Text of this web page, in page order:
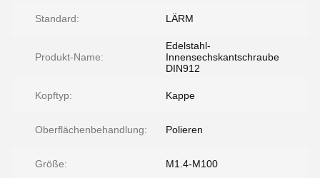
Standard: LÄRM
Produkt-Name:
Edelstahl-
Innensechskantschraube
DIN912
Kopftyp: Kappe
Oberflächenbehandlung: Polieren
Größe: M1.4-M100